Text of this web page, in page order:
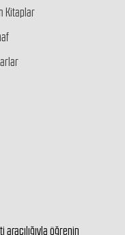
Kitaplar
öğrenin